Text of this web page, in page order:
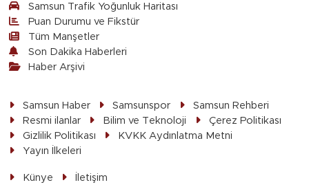
Samsun Trafik Yoğunluk Haritası
Puan Durumu ve Fikstür
Tüm Manşetler
Son Dakika Haberleri
Haber Arşivi
Samsun Haber Samsunspor
Samsun Rehberi
Resmi ilanlar
Bilim ve Teknoloji
Çerez Politikası
Gizlilik Politikası
KVKK Aydınlatma Metni
Yayın İlkeleri
Künye İletişim